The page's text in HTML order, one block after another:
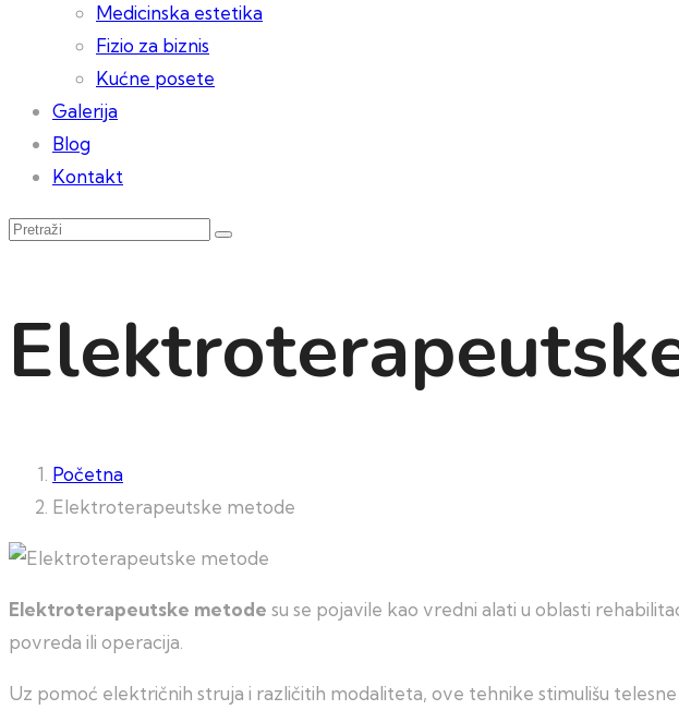
Medicinska estetika
Fizio za biznis
Kućne posete
Galerija
Blog
Kontakt
Početna
Elektroterapeutske metode
Elektroterapeutske metode su se pojavile kao vredni alati u oblasti
povreda ili operacija.
Uz pomoć električnih struja i različitih modaliteta, ove tehnike stimulišu